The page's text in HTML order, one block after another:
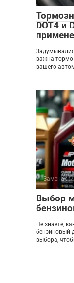
DOT4 и
важна
вашего
Замена
Выбор
Не знаете,
бензиновый
выбора,